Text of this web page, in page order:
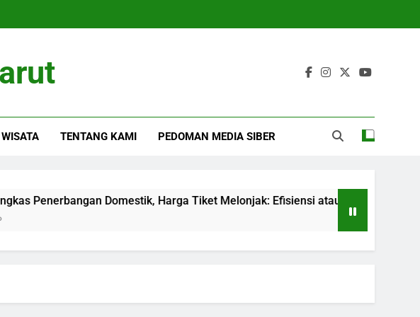
WISATA TENTANG KAMI PEDOMAN MEDIA SIBER
Penerbangan Domestik, Harga Tiket Melonjak: Efisiensi atau Beban untuk